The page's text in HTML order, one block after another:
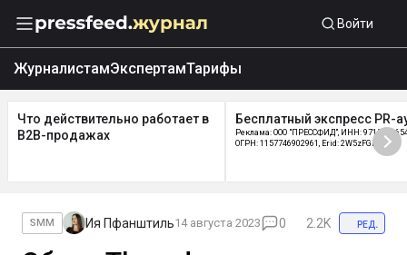
Войти
ЖурналистамЭкспертамТарифы
Что действительно работает в
B2B-продажах
Бесплатный экспресс PR-
Реклама: ООО "ПРЕССФИД", ИНН:
ОГРН: 1157746902961, Erid: 2W5zFGDycPz
SMM Ия Пфанштиль14 августа 2023 0 2.2K ред.